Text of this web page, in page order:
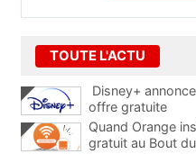
TOUTE L'ACTU
Disney+
offre gratuite
Quand Orange
gratuit au Bout